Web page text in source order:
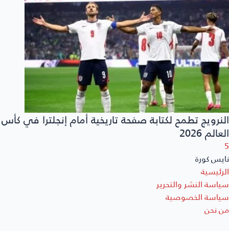
النرويج تطمح لكتابة صفحة تاريخية أمام إنجلترا في كأس
العالم 2026
5
نايس كورة
الرئيسية
سياسة النشر والتحرير
سياسة الخصوصية
من نحن